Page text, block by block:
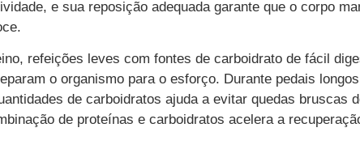
e sua reposição adequada garante que o corpo
refeições leves com fontes de carboidrato de fácil
o organismo para o esforço. Durante pedais
de carboidratos ajuda a evitar quedas bruscas
de proteínas e carboidratos acelera a